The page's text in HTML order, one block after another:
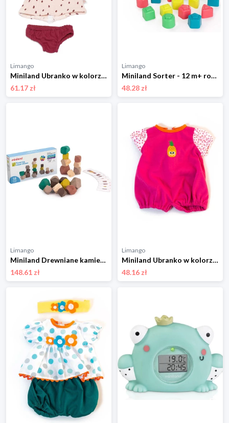
Limango
Miniland Ubranko w kolorze jasnoróżowo-bordowym dla lalki - 3+ rozmiar: onesize
61.17 zł
Limango
Miniland Sorter - 12 m+ rozmiar: onesize
48.28 zł
Limango
Miniland Drewniane kamienie - 18 m+ rozmiar: onesize
148.61 zł
Limango
Miniland Ubranko w kolorze różowym dla lalki - 3+ rozmiar: onesize
48.16 zł